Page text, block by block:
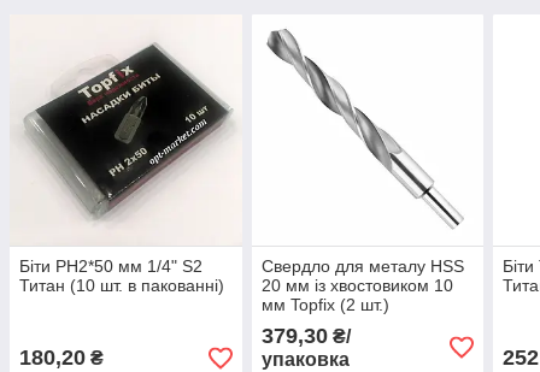
Біти PH2*50 мм 1/4" S2
Титан (10 шт. в пакованні)
180,20 ₴
Свердло для металу HSS
20 мм із хвостовиком 10
мм Topfix (2 шт.)
379,30₴/
упаковка
252